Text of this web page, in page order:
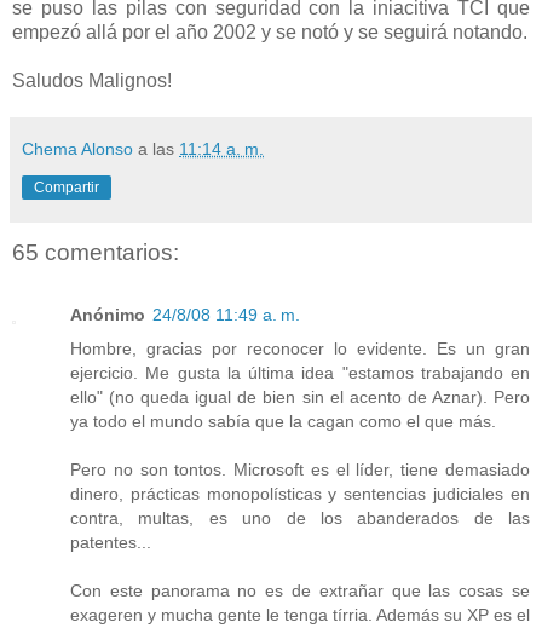
se puso las pilas con seguridad con la iniacitiva TCI que
empezó allá por el año 2002 y se notó y se seguirá notando.
Saludos Malignos!
Chema Alonso a las 11:14 a. m.
Compartir
65 comentarios:
Anónimo 24/8/08 11:49 a. m.
Hombre, gracias por reconocer lo evidente. Es un gran
ejercicio. Me gusta la última idea "estamos trabajando en
ello" (no queda igual de bien sin el acento de Aznar). Pero
ya todo el mundo sabía que la cagan como el que más.
Pero no son tontos. Microsoft es el líder, tiene demasiado
dinero, prácticas monopolísticas y sentencias judiciales en
contra, multas, es uno de los abanderados de las
patentes...
Con este panorama no es de extrañar que las cosas se
exageren y mucha gente le tenga tírria. Además su XP es el